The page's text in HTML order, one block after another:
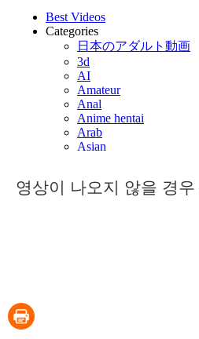
영상이 나오지 않을 경우